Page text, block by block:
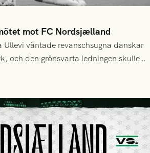
mot FC Nordsjælland
Ullevi väntade revanschsugna danskar
och den grönsvarta ledningen skulle
kvarten spelad. På lika mark visade
europaäventyret tog slut.